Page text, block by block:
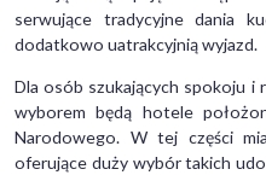
serwujące tradycyjne dania
dodatkowo uatrakcyjnią wyjazd.
Dla osób szukających spokoju i
wyborem będą hotele
Narodowego. W tej części
oferujące duży wybór takich